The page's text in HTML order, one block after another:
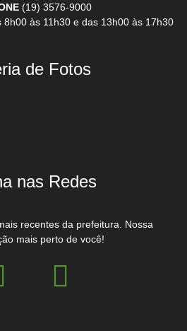
(19) 3576-9000
8h00 às 11h30 e das 13h00 às 17h30
de Fotos
nas Redes
recentes da prefeitura. Nossa
mais perto de você!